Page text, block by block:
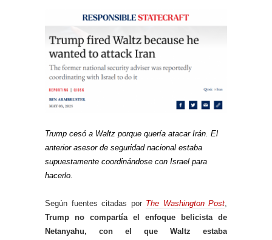
Trump cesó a Waltz porque quería atacar Irán. El
anterior asesor de seguridad nacional estaba
supuestamente coordinándose con Israel para
hacerlo.
Según fuentes citadas por The Washington Post,
Trump no compartía el enfoque belicista de
Netanyahu, con el que Waltz estaba